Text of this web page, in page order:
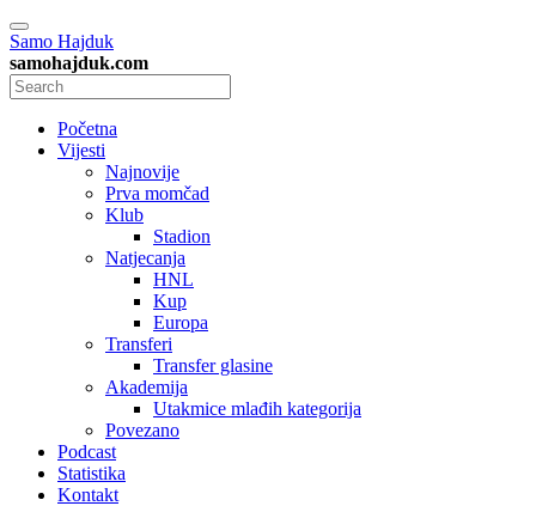
Samo Hajduk
samohajduk.com
Početna
Vijesti
Najnovije
Prva momčad
Klub
Stadion
Natjecanja
HNL
Kup
Europa
Transferi
Transfer glasine
Akademija
Utakmice mlađih kategorija
Povezano
Podcast
Statistika
Kontakt